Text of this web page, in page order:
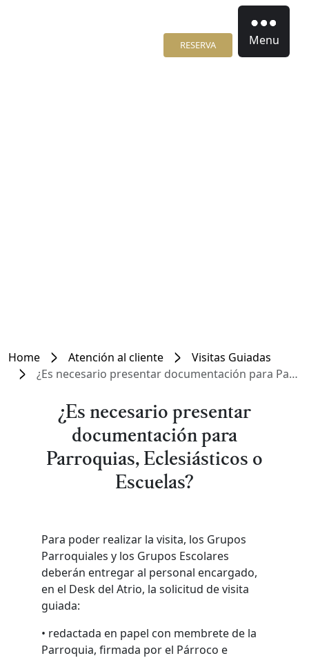
RESERVA Menu
Home Atención al cliente
Visitas Guiadas
¿Es necesario presentar documentación para Parroquias, Eclesiásticos o Escuelas?
¿Es necesario presentar
documentación para
Parroquias, Eclesiásticos o
Escuelas?
Para poder realizar la visita, los Grupos
Parroquiales y los Grupos Escolares
deberán entregar al personal encargado,
en el Desk del Atrio, la solicitud de visita
guiada:
• redactada en papel con membrete de la
Parroquia, firmada por el Párroco e